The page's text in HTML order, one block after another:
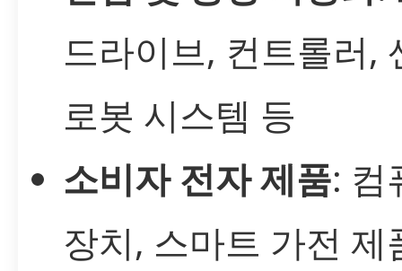
드라이브, 컨트롤러,
로봇 시스템 등
소비자 전자 제품: 컴
장치, 스마트 가전 제